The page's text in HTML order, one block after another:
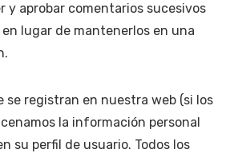
y aprobar comentarios sucesivos
lugar de mantenerlos en una
se registran en nuestra web (si los
la información personal
su perfil de usuario. Todos los